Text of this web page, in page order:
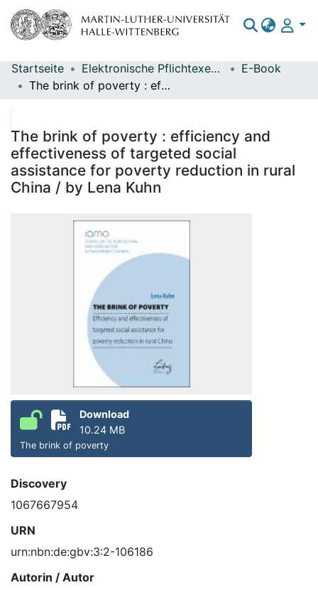
Bereiche & Sammlungen
Statistiken
Startseite Elektronische Pflichtexemplare
E-Book
The brink of poverty : efficiency and effectiveness of targeted social assistance for poverty reduction in rural China / by Lena Kuhn
The brink of poverty : efficiency and
effectiveness of targeted social
assistance for poverty reduction in rural
China / by Lena Kuhn
Download
10.24 MB
The brink of poverty
Discovery
1067667954
URN
urn:nbn:de:gbv:3:2-106186
Autorin / Autor